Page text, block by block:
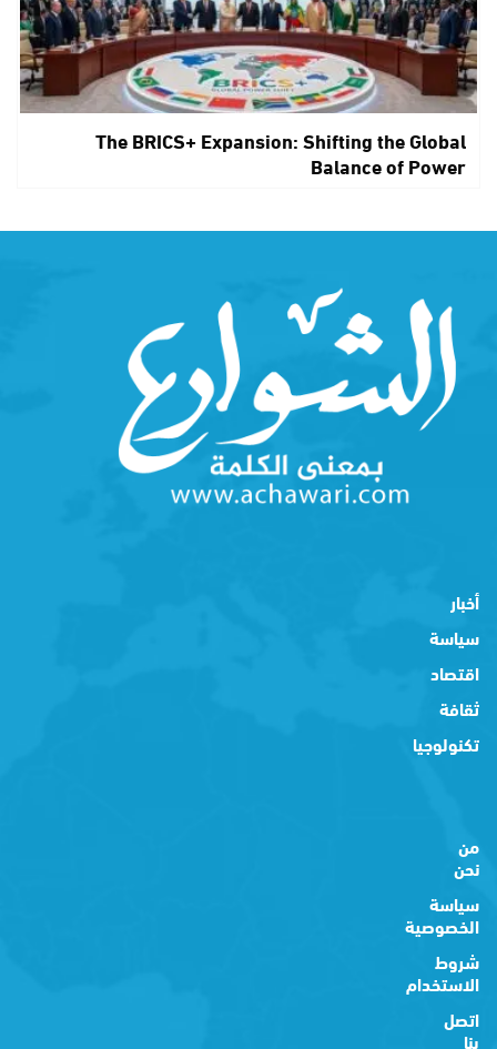
The BRICS+ Expansion: Shifting the Global
Balance of Power
أخبار
سياسة
اقتصاد
ثقافة
تكنولوجيا
من
نحن
سياسة
الخصوصية
شروط
الاستخدام
اتصل
بنا